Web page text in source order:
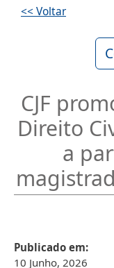
<< Voltar
CJF
Direito
a
Publicado em
10 Junho, 2026